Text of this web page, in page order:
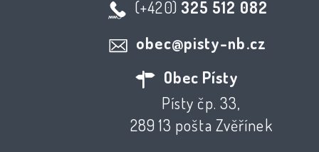
(+420) 325 512 082
obec@pisty-nb.cz
Obec Písty
Písty čp. 33,
289 13 pošta Zvěřínek